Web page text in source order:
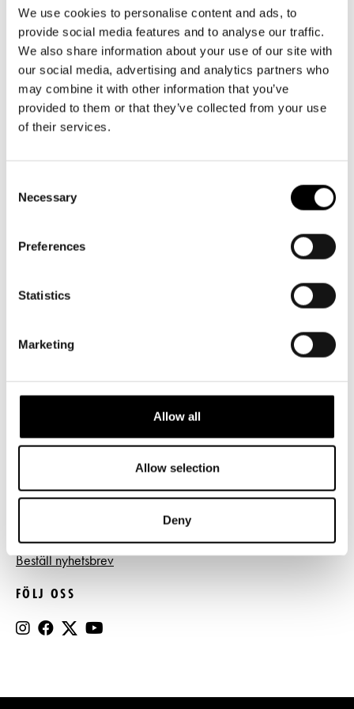
We use cookies to personalise content and ads, to
provide social media features and to analyse our traffic.
We also share information about your use of our site with
our social media, advertising and analytics partners who
may combine it with other information that you’ve
provided to them or that they’ve collected from your use
of their services.
Selection
Necessary
Preferences
Statistics
Marketing
Allow all
Allow selection
Deny
Presentkort
Tillgänglighet
Frågor & svar
Platskarta
Företag
Guidning
Teaterns verksamhet
Ensemble
Historia
Svenska Teatern Live
LOGGA IN
info@svenskateatern.fi
BILJETTER
Köp biljetter
Biljettkassan öppnar 11.8
Norra esplanaden 2
LÄNKAR
Frågor & svar
Press
Register- och dataskyddsbeskrivning
Beställ nyhetsbrev
FÖLJ OSS